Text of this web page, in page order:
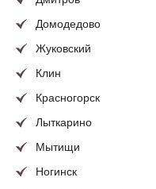
лёгкость и
Жалюзи- данный вид
пластиковые окона,
Домодедово
Жуковский
Клин
Красногорск
Лыткарино
Мытищи
Ногинск